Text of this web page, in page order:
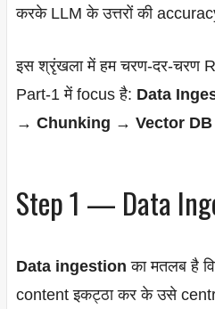
करके LLM के उत्तरों की
इस श्रृंखला में हम चरण-दर-चरण
Part-1 में focus है: Data
→ Chunking → Vector DB
Step 1 — Data
Data ingestion का मतलब है
content इकट्ठा कर के उसे